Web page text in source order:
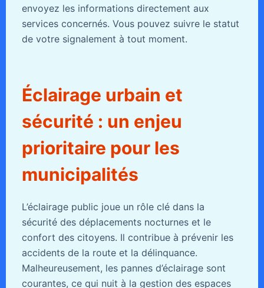
envoyez les informations directement aux
services concernés. Vous pouvez suivre le statut
de votre signalement à tout moment.
Éclairage urbain et
sécurité : un enjeu
prioritaire pour les
municipalités
L’éclairage public joue un rôle clé dans la
sécurité des déplacements nocturnes et le
confort des citoyens. Il contribue à prévenir les
accidents de la route et la délinquance.
Malheureusement, les pannes d’éclairage sont
courantes, ce qui nuit à la gestion des espaces